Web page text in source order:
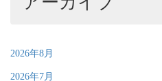
2026年8月
2026年7月